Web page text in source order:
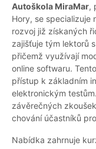
Autoškola MiraMar,
Hory, se specializuje
rozvoj již získaných
zajišťuje tým lektorů
přičemž využívají
online softwaru.
přístup k základním
elektronickým
závěrečných
chování účastníků
Nabídka zahrnuje